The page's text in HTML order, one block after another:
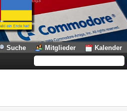
Suche Mitglieder Kalender